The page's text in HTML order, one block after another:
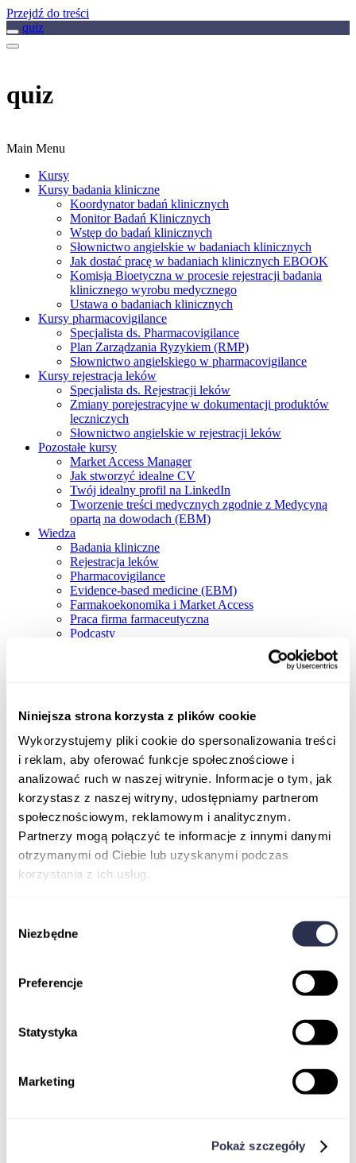
Niniejsza strona korzysta z plików cookie
Wykorzystujemy pliki cookie do spersonalizowania treści
i reklam, aby oferować funkcje społecznościowe i
analizować ruch w naszej witrynie. Informacje o tym, jak
korzystasz z naszej witryny, udostępniamy partnerom
społecznościowym, reklamowym i analitycznym.
Partnerzy mogą połączyć te informacje z innymi danymi
otrzymanymi od Ciebie lub uzyskanymi podczas
korzystania z ich usług.
zgody
Niezbędne
Preferencje
Statystyka
Marketing
Pokaż szczegóły
Przejdź do treści
quiz
quiz
Main Menu
Kursy
Kursy badania kliniczne
Koordynator badań klinicznych
Monitor Badań Klinicznych
Wstęp do badań klinicznych
Słownictwo angielskie w badaniach klinicznych
Jak dostać pracę w badaniach klinicznych EBOOK
Komisja Bioetyczna w procesie rejestracji badania
klinicznego wyrobu medycznego
Ustawa o badaniach klinicznych
Kursy pharmacovigilance
Specjalista ds. Pharmacovigilance
Plan Zarządzania Ryzykiem (RMP)
Słownictwo angielskiego w pharmacovigilance
Kursy rejestracja leków
Specjalista ds. Rejestracji leków
Zmiany porejestracyjne w dokumentacji produktów
leczniczych
Słownictwo angielskie w rejestracji leków
Pozostałe kursy
Market Access Manager
Jak stworzyć idealne CV
Twój idealny profil na LinkedIn
Tworzenie treści medycznych zgodnie z Medycyną
opartą na dowodach (EBM)
Wiedza
Badania kliniczne
Rejestracja leków
Pharmacovigilance
Evidence-based medicine (EBM)
Farmakoekonomika i Market Access
Praca firma farmaceutyczna
Podcasty
Podcasty
Newsletter
FAQ
Szkolenia online dla pracowników
Kontakt
Kupuję kurs